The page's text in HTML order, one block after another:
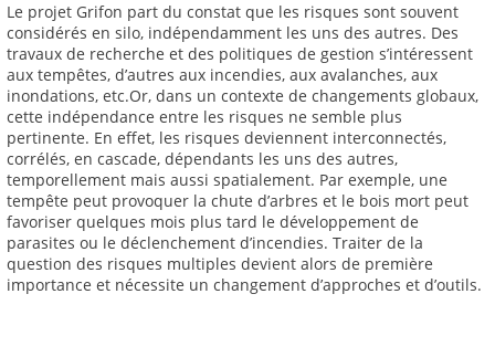
Le projet Grifon part du constat que les risques sont souvent
considérés en silo, indépendamment les uns des autres. Des
travaux de recherche et des politiques de gestion s’intéressent
aux tempêtes, d’autres aux incendies, aux avalanches, aux
inondations, etc.Or, dans un contexte de changements globaux,
cette indépendance entre les risques ne semble plus
pertinente. En effet, les risques deviennent interconnectés,
corrélés, en cascade, dépendants les uns des autres,
temporellement mais aussi spatialement. Par exemple, une
tempête peut provoquer la chute d’arbres et le bois mort peut
favoriser quelques mois plus tard le développement de
parasites ou le déclenchement d’incendies. Traiter de la
question des risques multiples devient alors de première
importance et nécessite un changement d’approches et d’outils.